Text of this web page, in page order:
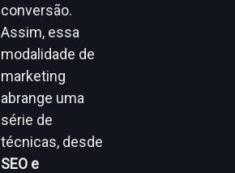
conversão.
Assim, essa
modalidade de
marketing
abrange uma
série de
técnicas, desde
SEO e